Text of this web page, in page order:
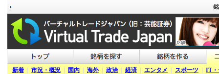
新着 市況・概況 国内 海外| 政治| 経済 エンタメ スポーツ IT・